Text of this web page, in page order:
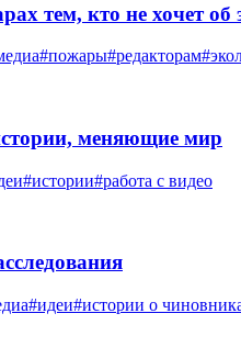
тем, кто не хочет об
#пожары#редакторам
меняющие мир
#истории#работа с видео
#идеи#истории о